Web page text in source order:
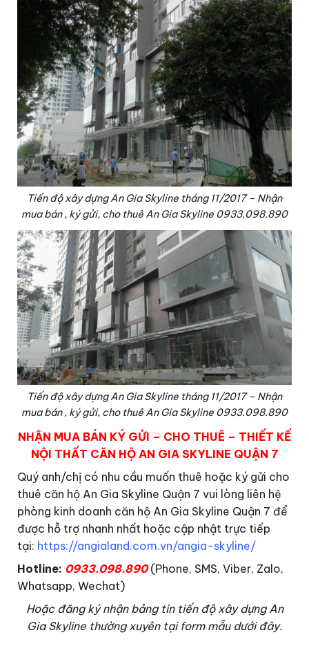
Tiến độ xây dựng An Gia Skyline tháng 11/2017 – Nhận
mua bán , ký gửi, cho thuê An Gia Skyline 0933.098.890
Tiến độ xây dựng An Gia Skyline tháng 11/2017 – Nhận
mua bán , ký gửi, cho thuê An Gia Skyline 0933.098.890
NHẬN MUA BÁN KÝ GỬI – CHO THUÊ – THIẾT KẾ
NỘI THẤT CĂN HỘ AN GIA SKYLINE QUẬN 7
Quý anh/chị có nhu cầu muốn thuê hoặc ký gửi cho
thuê căn hộ An Gia Skyline Quận 7 vui lòng liên hệ
phòng kinh doanh căn hộ An Gia Skyline Quận 7 để
được hỗ trợ nhanh nhất hoặc cập nhật trực tiếp
tại: https://angialand.com.vn/angia-skyline/
Hotline: 0933.098.890(Phone, SMS, Viber, Zalo,
Whatsapp, Wechat)
Hoặc đăng ký nhận bảng tin tiến độ xây dựng An
Gia Skyline thường xuyên tại form mẫu dưới đây.